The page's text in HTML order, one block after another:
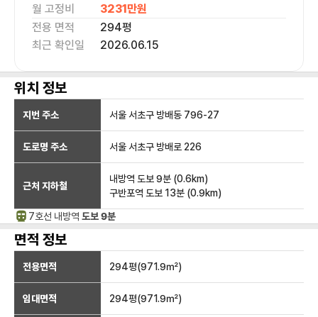
월 고정비
3231만원
전용 면적
294평
최근 확인일
2026.06.15
위치 정보
지번 주소 서울 서초구 방배동 796-27
도로명 주소 서울 서초구 방배로 226
근처 지하철
내방역 도보 9분 (0.6km)
구반포역 도보 13분 (0.9km)
7호선 내방역 도보 9분
면적 정보
전용면적 294평(971.9㎡)
임대면적 294평(971.9㎡)